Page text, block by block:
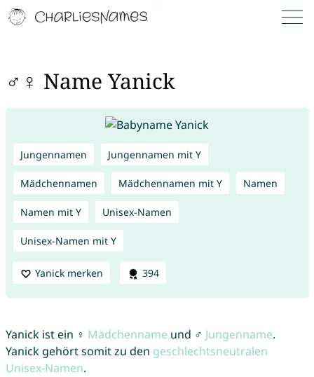
♂♀ Name Yanick
Jungennamen Jungennamen mit Y
Mädchennamen Mädchennamen mit Y Namen
Namen mit Y Unisex-Namen
Unisex-Namen mit Y
Yanick merken 394
Yanick ist ein ♀ Mädchenname und ♂ Jungenname.
Yanick gehört somit zu den geschlechtsneutralen
Unisex-Namen.